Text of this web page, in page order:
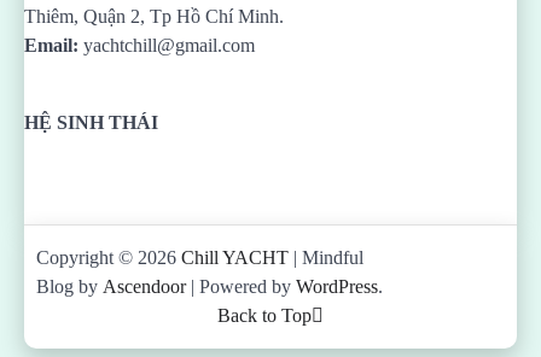
Thiêm, Quận 2, Tp Hồ Chí Minh.
Email: yachtchill@gmail.com
HỆ SINH THÁI
Copyright © 2026 Chill YACHT | Mindful
Blog by Ascendoor| Powered by WordPress.
Back to Top